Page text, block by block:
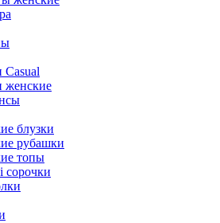
женские
блузки
рубашки
топы
сорочки